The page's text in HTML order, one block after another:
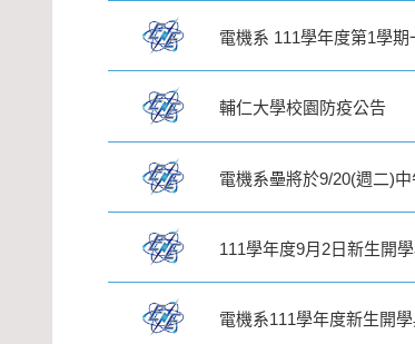
電機系 111學年度第1學
輔仁大學校園防疫公告
電機系壘將於9/20(週二)
111學年度9月2日新生開
電機系111學年度新生開